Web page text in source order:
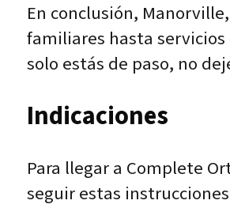
En conclusión,
familiares hasta
solo estás de paso, no
Indicaciones
Para llegar a Complete
seguir estas